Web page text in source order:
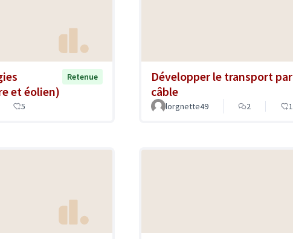
et éolien)
Retenue
5
Développer le transport par
câble
lorgnette49 2 1